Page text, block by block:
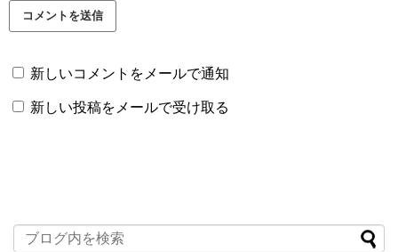
新しいコメントをメールで通知
新しい投稿をメールで受け取る